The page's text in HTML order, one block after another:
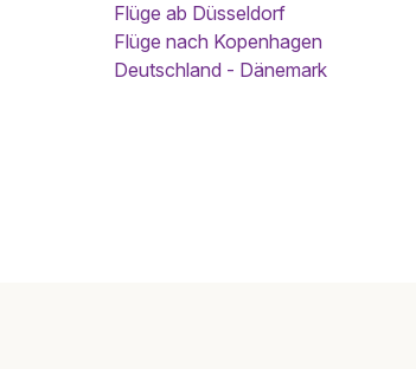
Flüge ab Düsseldorf
Flüge nach Kopenhagen
Deutschland - Dänemark